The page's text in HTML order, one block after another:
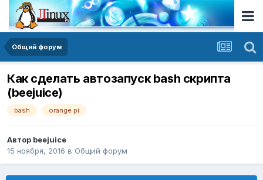
Общий форум
Как сделать автозапуск bash скрипта
(beejuice)
bash orange pi
Автор beejuice
15 ноября, 2016 в Общий форум